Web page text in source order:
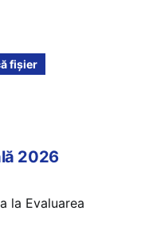
fișier
2026
la Evaluarea